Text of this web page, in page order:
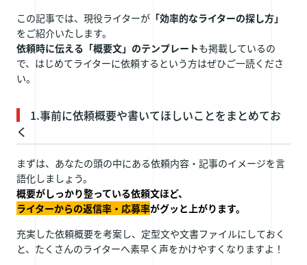
この記事では、現役ライターが 「効率的なライターの探し方」
をご紹介いたします。
依頼時に伝える「概要文」のテンプレートも掲載しているの
で、はじめてライターに依頼するという方はぜひご一読くださ
い。
1.事前に依頼概要や書いてほしいことをまとめてお
く
まずは、あなたの頭の中にある依頼内容・記事のイメージを言
語化しましょう。
概要がしっかり整っている依頼文ほど、
ライターからの返信率・応募率がグッと上がります。
充実した依頼概要を考案し、定型文や文書ファイルにしておく
と、たくさんのライターへ素早く声をかけやすくなりますよ！